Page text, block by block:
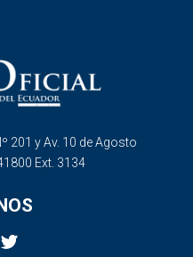
201 y Av. 10 de Agosto
Ext. 3134